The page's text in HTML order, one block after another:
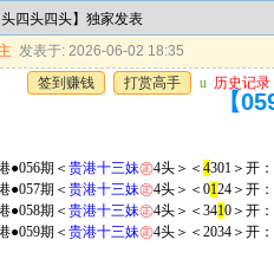
四头四头】独家发表
发表于: 2026-06-02 18:35
签到赚钱
打赏高手 u 历史记录
【
●056期＜ 贵港十三妹㊣4头＞＜ 4301＞开
●057期＜ 贵港十三妹㊣4头＞＜0124＞开
●058期＜ 贵港十三妹㊣4头＞＜3410＞开
●059期＜ 贵港十三妹㊣4头＞＜2034＞开